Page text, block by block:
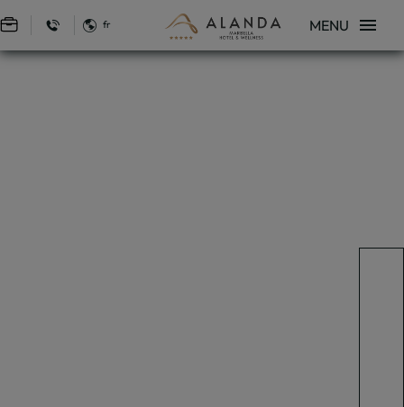
Se connecter à Star Traveler ou Corporate
fr MENU
Restaurant La Pérgola | Hôtel Alanda Marbella